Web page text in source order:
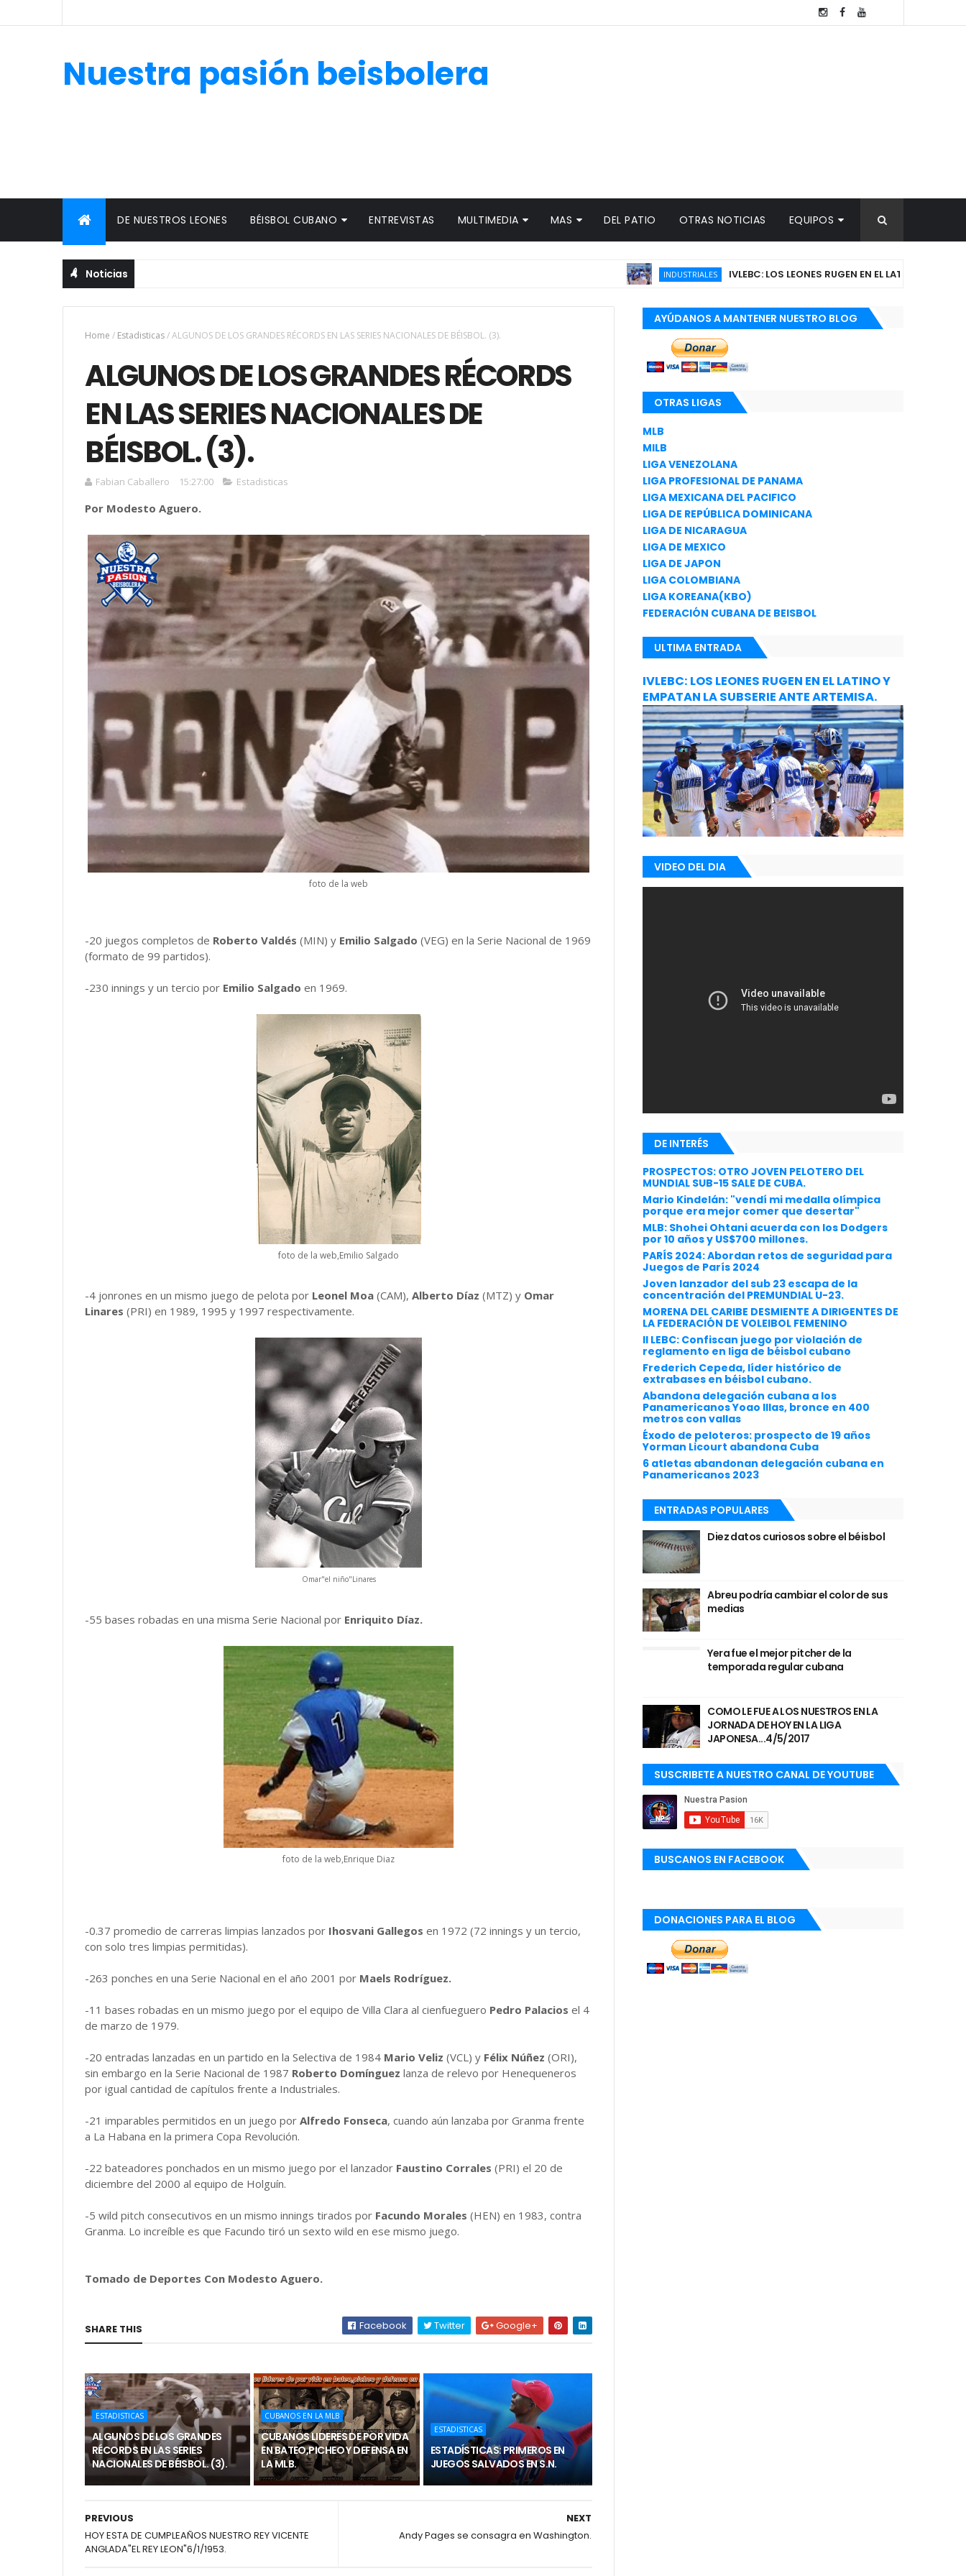
Nuestra pasión beisbolera
DE NUESTROS LEONES BÉISBOL CUBANO ENTREVISTAS MULTIMEDIA MAS DEL PATIO OTRAS NOTICIAS EQUIPOS
Noticias INDUSTRIALES IVLEBC: LOS LEONES RUGEN EN EL LATINO Y EMPATAN LA
Home / Estadisticas/ALGUNOS DE LOS GRANDES RÉCORDS EN LAS SERIES NACIONALES DE BÉISBOL. (3).
ALGUNOS DE LOS GRANDES RÉCORDS
EN LAS SERIES NACIONALES DE
BÉISBOL. (3).
Fabian Caballero 15:27:00 Estadisticas
Por Modesto Aguero.
foto de la web
-20 juegos completos de Roberto Valdés (MIN) y Emilio Salgado (VEG) en la Serie Nacional de 1969
(formato de 99 partidos).
-230 innings y un tercio por Emilio Salgado en 1969.
foto de la web,Emilio Salgado
-4 jonrones en un mismo juego de pelota por Leonel Moa (CAM), Alberto Díaz (MTZ) y Omar
Linares (PRI) en 1989, 1995 y 1997 respectivamente.
Omar"el niño"Linares
-55 bases robadas en una misma Serie Nacional por Enriquito Díaz.
foto de la web,Enrique Diaz
-0.37 promedio de carreras limpias lanzados por Ihosvani Gallegos en 1972 (72 innings y un tercio,
con solo tres limpias permitidas).
-263 ponches en una Serie Nacional en el año 2001 por Maels Rodríguez.
-11 bases robadas en un mismo juego por el equipo de Villa Clara al cienfueguero Pedro Palacios el 4
de marzo de 1979.
-20 entradas lanzadas en un partido en la Selectiva de 1984 Mario Veliz (VCL) y Félix Núñez (ORI),
sin embargo en la Serie Nacional de 1987 Roberto Domínguez lanza de relevo por Henequeneros
por igual cantidad de capítulos frente a Industriales.
-21 imparables permitidos en un juego por Alfredo Fonseca, cuando aún lanzaba por Granma frente
a La Habana en la primera Copa Revolución.
-22 bateadores ponchados en un mismo juego por el lanzador Faustino Corrales (PRI) el 20 de
diciembre del 2000 al equipo de Holguín.
-5 wild pitch consecutivos en un mismo innings tirados por Facundo Morales (HEN) en 1983, contra
Granma. Lo increíble es que Facundo tiró un sexto wild en ese mismo juego.
Tomado de Deportes Con Modesto Aguero.
SHARE THIS Facebook Twitter Google+
ESTADISTICAS
ALGUNOS DE LOS GRANDES
RÉCORDS EN LAS SERIES
NACIONALES DE BÉISBOL. (3).
CUBANOS EN LA MLB
CUBANOS LIDERES DE POR VIDA
EN BATEO,PICHEO Y DEFENSA EN
LA MLB.
ESTADISTICAS
ESTADÍSTICAS: PRIMEROS EN
JUEGOS SALVADOS EN S.N.
NEXT
Andy Pages se consagra en Washington.
PREVIOUS
HOY ESTA DE CUMPLEAÑOS NUESTRO REY VICENTE
ANGLADA"EL REY LEON"6/1/1953.
AYÚDANOS A MANTENER NUESTRO BLOG
OTRAS LIGAS
MLB
MILB
LIGA VENEZOLANA
LIGA PROFESIONAL DE PANAMA
LIGA MEXICANA DEL PACIFICO
LIGA DE REPÚBLICA DOMINICANA
LIGA DE NICARAGUA
LIGA DE MEXICO
LIGA DE JAPON
LIGA COLOMBIANA
LIGA KOREANA(KBO)
FEDERACIÓN CUBANA DE BEISBOL
ULTIMA ENTRADA
IVLEBC: LOS LEONES RUGEN EN EL LATINO Y
EMPATAN LA SUBSERIE ANTE ARTEMISA.
VIDEO DEL DIA
DE INTERÉS
PROSPECTOS: OTRO JOVEN PELOTERO DEL
MUNDIAL SUB-15 SALE DE CUBA.
Mario Kindelán: "vendí mi medalla olímpica
porque era mejor comer que desertar"
MLB: Shohei Ohtani acuerda con los Dodgers
por 10 años y US$700 millones.
PARÍS 2024: Abordan retos de seguridad para
Juegos de París 2024
Joven lanzador del sub 23 escapa de la
concentración del PREMUNDIAL U-23.
MORENA DEL CARIBE DESMIENTE A DIRIGENTES DE
LA FEDERACIÓN DE VOLEIBOL FEMENINO
II LEBC: Confiscan juego por violación de
reglamento en liga de béisbol cubano
Frederich Cepeda, líder histórico de
extrabases en béisbol cubano.
Abandona delegación cubana a los
Panamericanos Yoao Illas, bronce en 400
metros con vallas
Éxodo de peloteros: prospecto de 19 años
Yorman Licourt abandona Cuba
6 atletas abandonan delegación cubana en
Panamericanos 2023
ENTRADAS POPULARES
Diez datos curiosos sobre el béisbol
Abreu podría cambiar el color de sus
medias
Yera fue el mejor pitcher de la
temporada regular cubana
COMO LE FUE A LOS NUESTROS EN LA
JORNADA DE HOY EN LA LIGA
JAPONESA...4/5/2017
SUSCRIBETE A NUESTRO CANAL DE YOUTUBE
BUSCANOS EN FACEBOOK
DONACIONES PARA EL BLOG